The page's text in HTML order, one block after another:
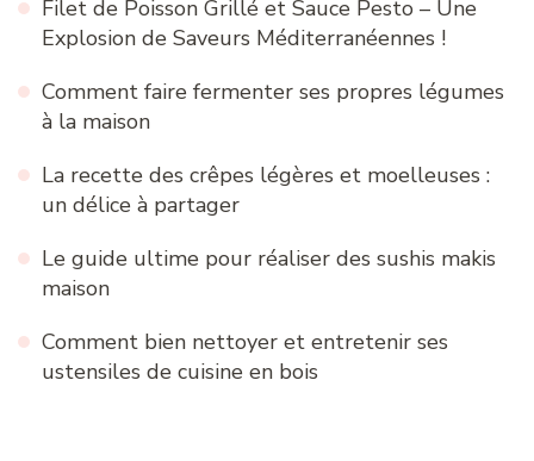
Filet de Poisson Grillé et Sauce Pesto – Une
Explosion de Saveurs Méditerranéennes !
Comment faire fermenter ses propres légumes
à la maison
La recette des crêpes légères et moelleuses :
un délice à partager
Le guide ultime pour réaliser des sushis makis
maison
Comment bien nettoyer et entretenir ses
ustensiles de cuisine en bois